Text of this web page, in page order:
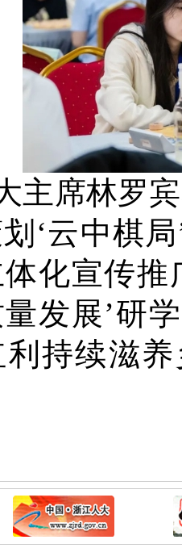
主席林罗
‘云中棋
化宣传推
发展’研
持续滋